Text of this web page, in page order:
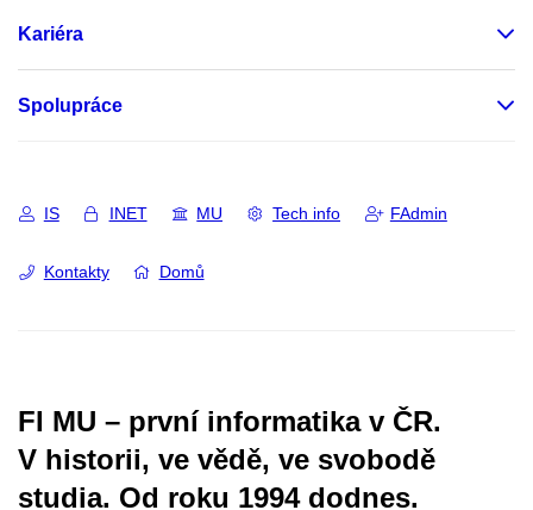
Kariéra
Spolupráce
IS INET MU Tech info FAdmin
Kontakty Domů
FI MU – první informatika v ČR.
V historii, ve vědě, ve svobodě
studia. Od roku 1994 dodnes.